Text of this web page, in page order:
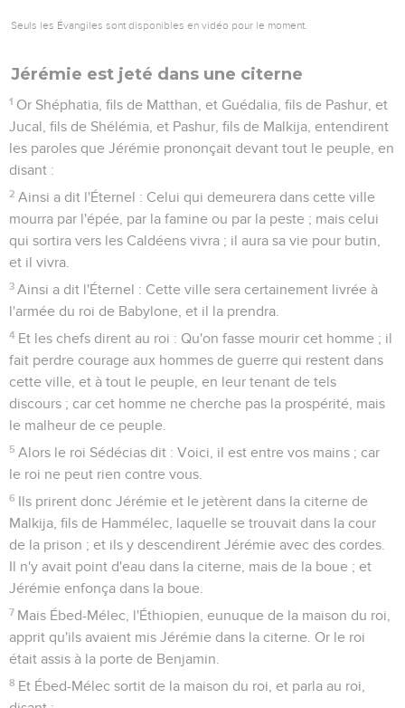
Seuls les Évangiles sont disponibles en vidéo pour le moment.
Jérémie est jeté dans une citerne
1 Or Shéphatia, fils de Matthan, et Guédalia, fils de Pashur, et
Jucal, fils de Shélémia, et Pashur, fils de Malkija, entendirent
les paroles que Jérémie prononçait devant tout le peuple, en
disant :
2 Ainsi a dit l'Éternel : Celui qui demeurera dans cette ville
mourra par l'épée, par la famine ou par la peste ; mais celui
qui sortira vers les Caldéens vivra ; il aura sa vie pour butin,
et il vivra.
3 Ainsi a dit l'Éternel : Cette ville sera certainement livrée à
l'armée du roi de Babylone, et il la prendra.
4 Et les chefs dirent au roi : Qu'on fasse mourir cet homme ; il
fait perdre courage aux hommes de guerre qui restent dans
cette ville, et à tout le peuple, en leur tenant de tels
discours ; car cet homme ne cherche pas la prospérité, mais
le malheur de ce peuple.
5 Alors le roi Sédécias dit : Voici, il est entre vos mains ; car
le roi ne peut rien contre vous.
6 Ils prirent donc Jérémie et le jetèrent dans la citerne de
Malkija, fils de Hammélec, laquelle se trouvait dans la cour
de la prison ; et ils y descendirent Jérémie avec des cordes.
Il n'y avait point d'eau dans la citerne, mais de la boue ; et
Jérémie enfonça dans la boue.
7 Mais Ébed-Mélec, l'Éthiopien, eunuque de la maison du roi,
apprit qu'ils avaient mis Jérémie dans la citerne. Or le roi
était assis à la porte de Benjamin.
8 Et Ébed-Mélec sortit de la maison du roi, et parla au roi,